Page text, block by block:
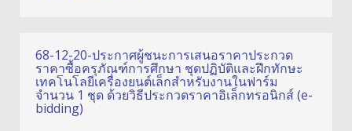
68-12-20-ประกาศผู้ชนะการเสนอราคาประกวด
ราคาซื้อครุภัณฑ์การศึกษา ชุดปฏิบัติและฝึกทักษะ
เทคโนโลยีเครื่องยนต์เล็กสำหรับงานในฟาร์ม
จำนวน 1 ชุด ด้วยวิธีประกวดราคาอิเล็กทรอนิกส์ (e-
bidding)